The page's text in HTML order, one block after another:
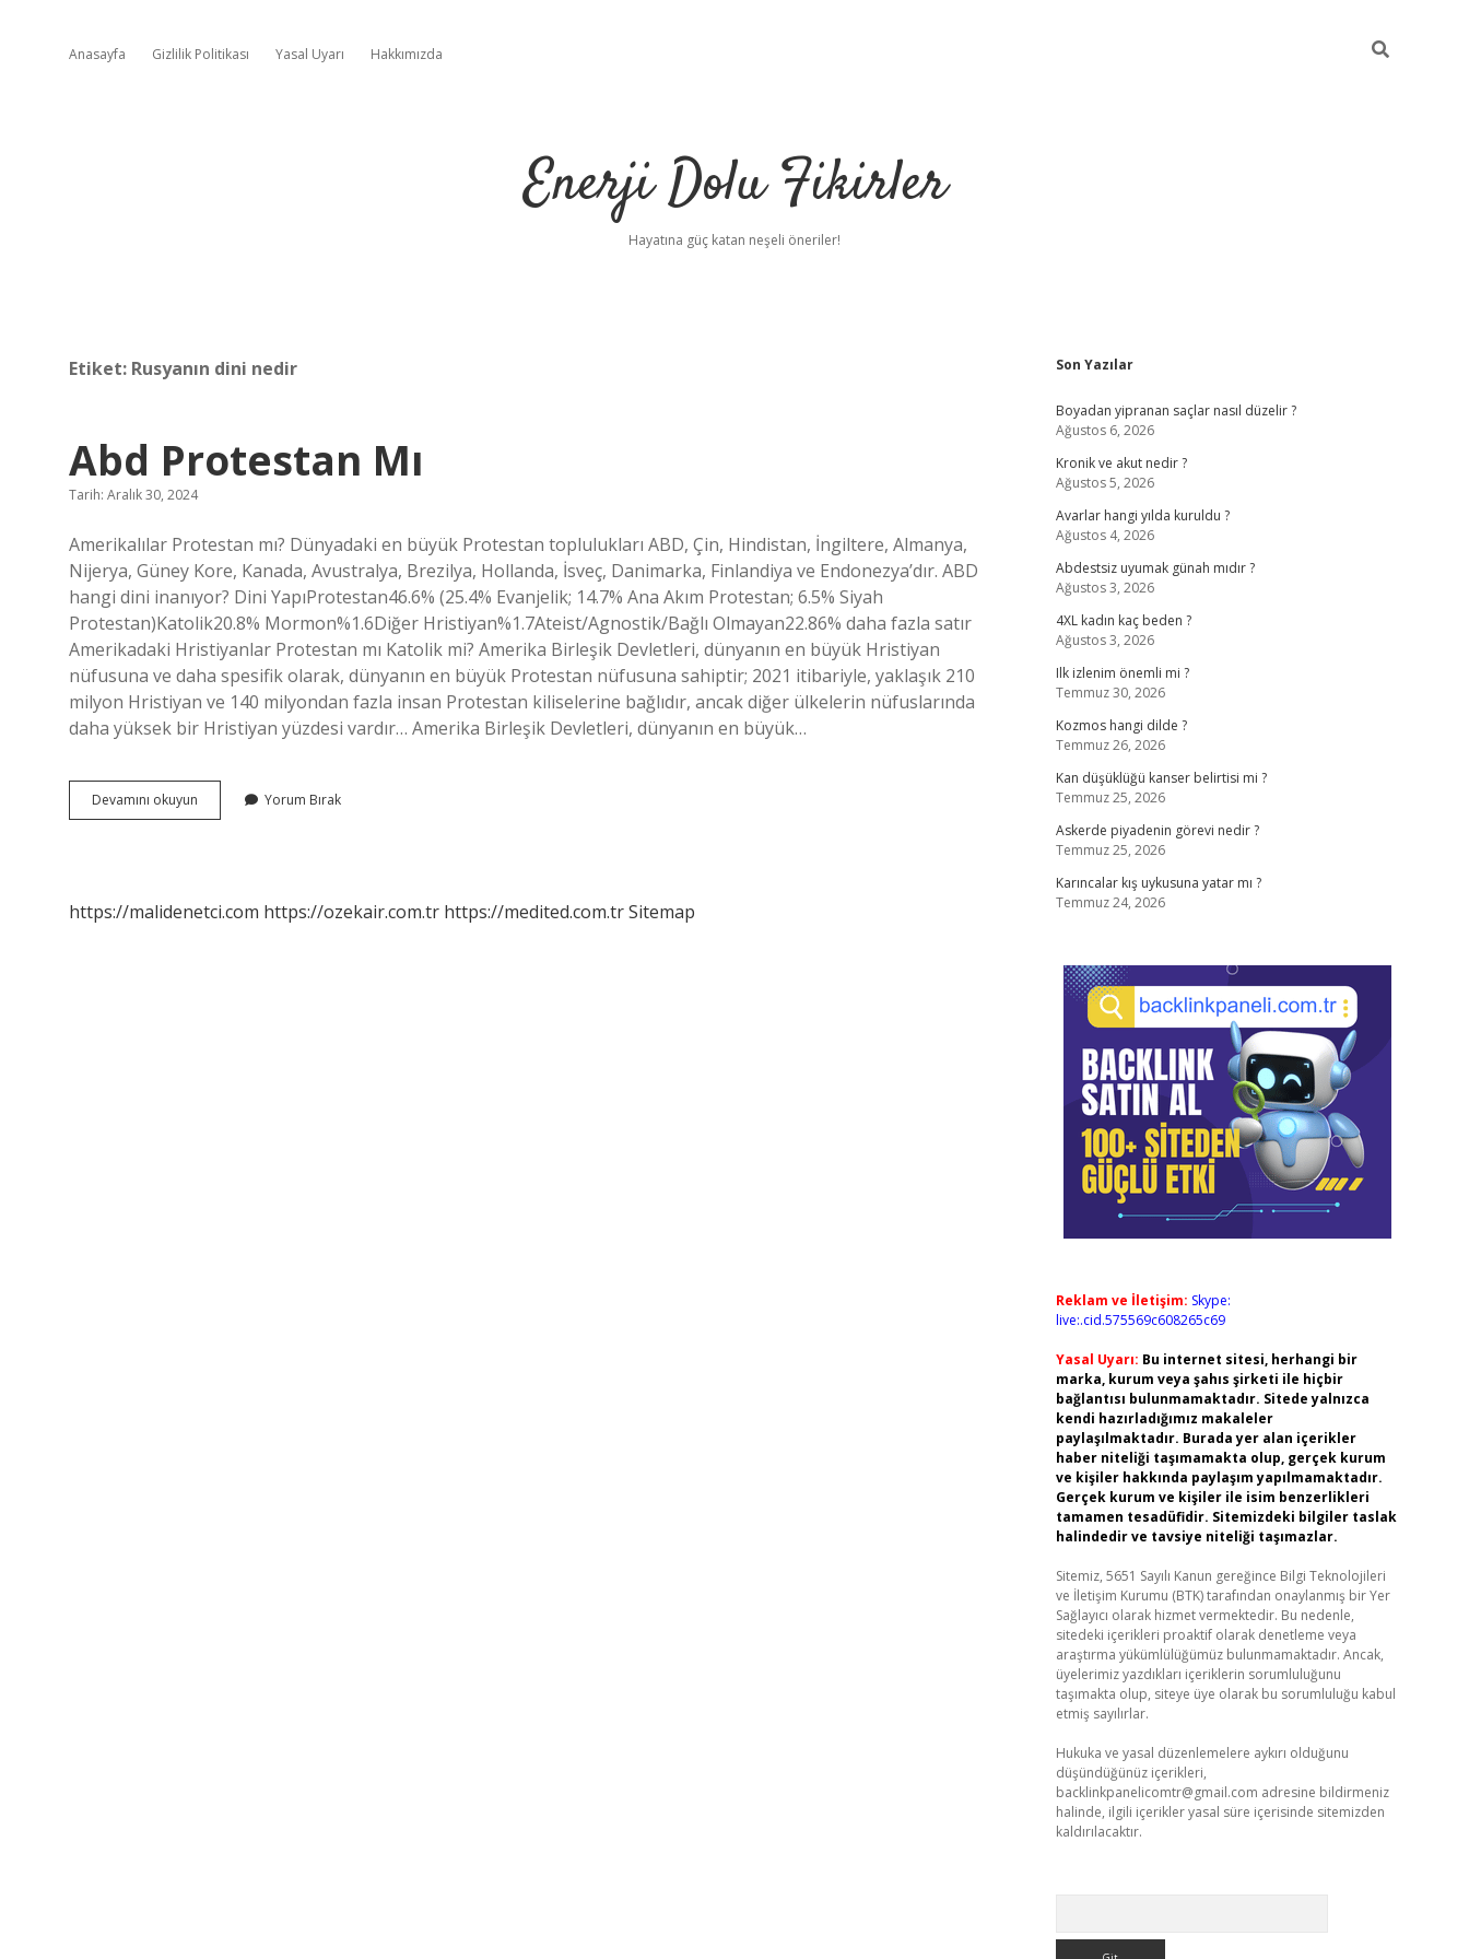
Anasayfa Gizlilik Politikası Yasal Uyarı Hakkımızda
Enerji Dolu Fikirler
Hayatına güç katan neşeli öneriler!
Etiket: Rusyanın dini nedir
Abd Protestan Mı
Tarih: Aralık 30, 2024
Amerikalılar Protestan mı? Dünyadaki en büyük Protestan toplulukları ABD, Çin, Hindistan, İngiltere, Almanya,
Nijerya, Güney Kore, Kanada, Avustralya, Brezilya, Hollanda, İsveç, Danimarka, Finlandiya ve Endonezya’dır. ABD
hangi dini inanıyor? Dini YapıProtestan46.6% (25.4% Evanjelik; 14.7% Ana Akım Protestan; 6.5% Siyah
Protestan)Katolik20.8% Mormon%1.6Diğer Hristiyan%1.7Ateist/Agnostik/Bağlı Olmayan22.86% daha fazla satır
Amerikadaki Hristiyanlar Protestan mı Katolik mi? Amerika Birleşik Devletleri, dünyanın en büyük Hristiyan
nüfusuna ve daha spesifik olarak, dünyanın en büyük Protestan nüfusuna sahiptir; 2021 itibariyle, yaklaşık 210
milyon Hristiyan ve 140 milyondan fazla insan Protestan kiliselerine bağlıdır, ancak diğer ülkelerin nüfuslarında
daha yüksek bir Hristiyan yüzdesi vardır… Amerika Birleşik Devletleri, dünyanın en büyük…
Devamını okuyun
Protestan
Yorum Bırak
https://malidenetci.com https://ozekair.com.tr https://medited.com.trSitemap
Sidebar
Son Yazılar
Boyadan yipranan saçlar nasıl düzelir ?
Ağustos 6, 2026
Kronik ve akut nedir ?
Ağustos 5, 2026
Avarlar hangi yılda kuruldu ?
Ağustos 4, 2026
Abdestsiz uyumak günah mıdır ?
Ağustos 3, 2026
4XL kadın kaç beden ?
Ağustos 3, 2026
Ilk izlenim önemli mi ?
Temmuz 30, 2026
Kozmos hangi dilde ?
Temmuz 26, 2026
Kan düşüklüğü kanser belirtisi mi ?
Temmuz 25, 2026
Askerde piyadenin görevi nedir ?
Temmuz 25, 2026
Karıncalar kış uykusuna yatar mı ?
Temmuz 24, 2026
Reklam ve İletişim: Skype:
live:.cid.575569c608265c69
Yasal Uyarı: Bu internet sitesi, herhangi bir
marka, kurum veya şahıs şirketi ile hiçbir
bağlantısı bulunmamaktadır. Sitede yalnızca
kendi hazırladığımız makaleler
paylaşılmaktadır. Burada yer alan içerikler
haber niteliği taşımamakta olup, gerçek kurum
ve kişiler hakkında paylaşım yapılmamaktadır.
Gerçek kurum ve kişiler ile isim benzerlikleri
tamamen tesadüfidir. Sitemizdeki bilgiler taslak
halindedir ve tavsiye niteliği taşımazlar.
Sitemiz, 5651 Sayılı Kanun gereğince Bilgi Teknolojileri
ve İletişim Kurumu (BTK) tarafından onaylanmış bir Yer
Sağlayıcı olarak hizmet vermektedir. Bu nedenle,
sitedeki içerikleri proaktif olarak denetleme veya
araştırma yükümlülüğümüz bulunmamaktadır. Ancak,
üyelerimiz yazdıkları içeriklerin sorumluluğunu
taşımakta olup, siteye üye olarak bu sorumluluğu kabul
etmiş sayılırlar.
Hukuka ve yasal düzenlemelere aykırı olduğunu
düşündüğünüz içerikleri,
backlinkpanelicomtr@gmail.com adresine bildirmeniz
halinde, ilgili içerikler yasal süre içerisinde sitemizden
kaldırılacaktır.